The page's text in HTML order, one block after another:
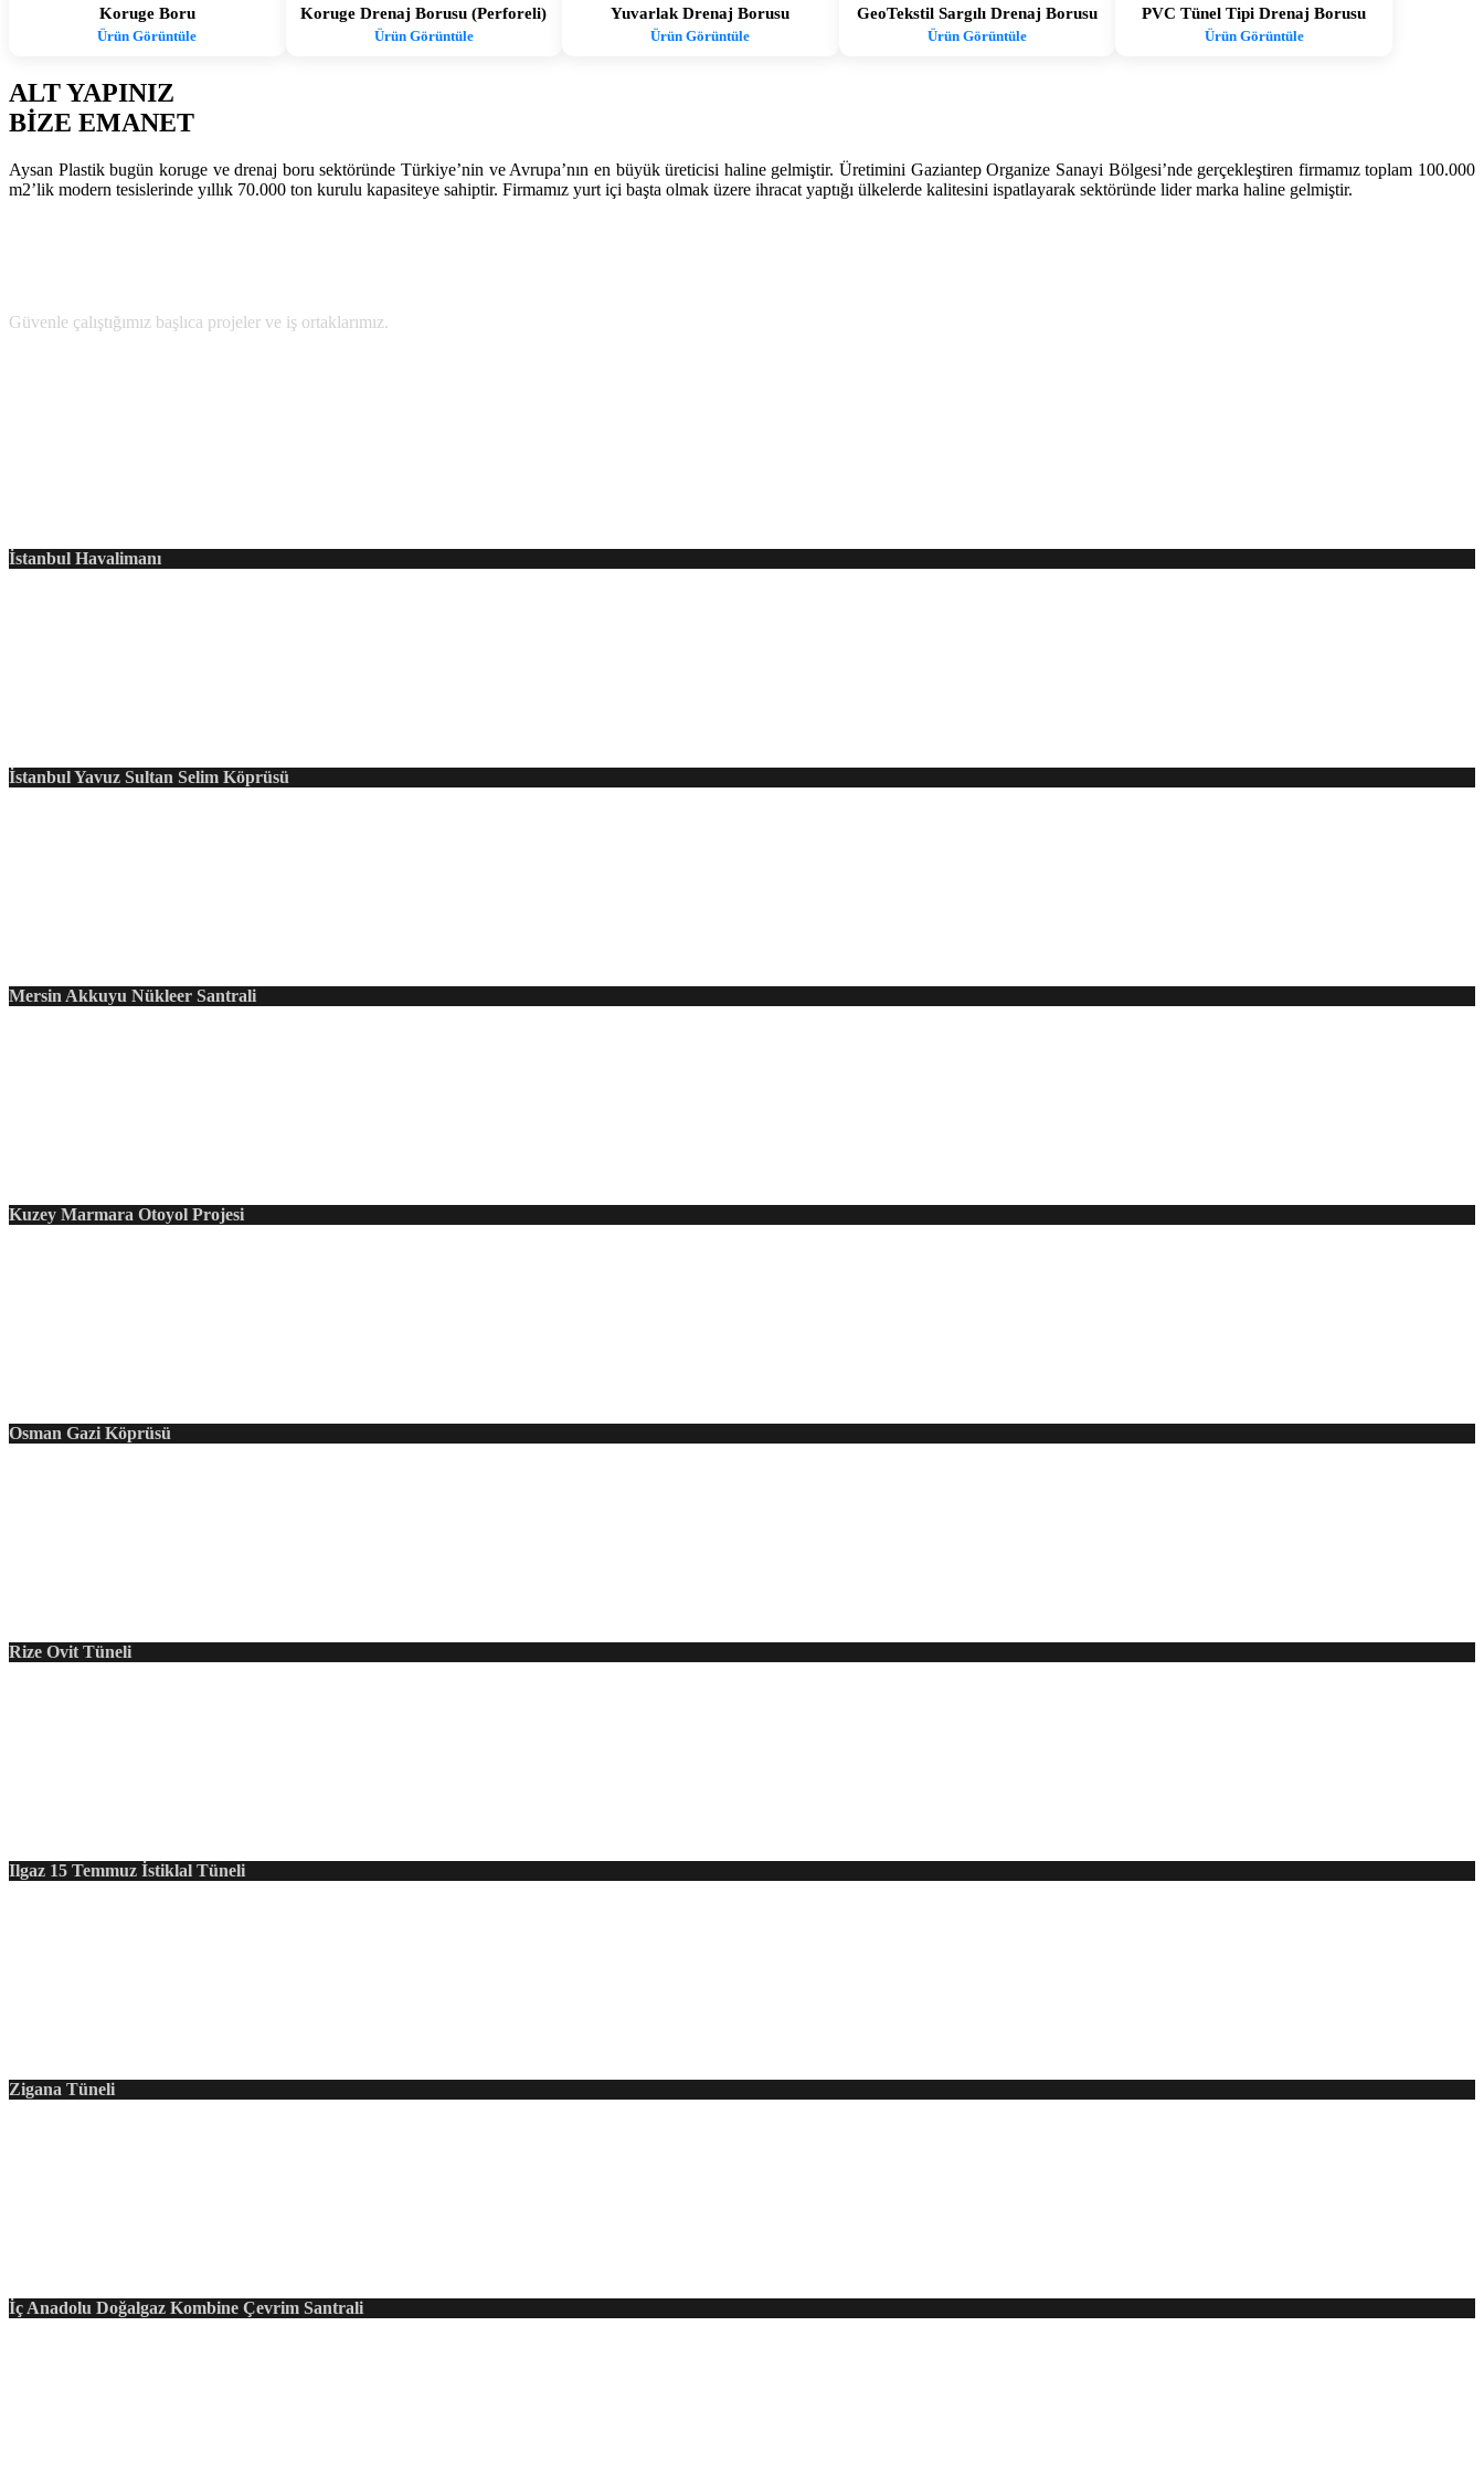
Koruge Boru
Ürün Görüntüle
Koruge Drenaj Borusu (Perforeli)
Ürün Görüntüle
Yuvarlak Drenaj Borusu
Ürün Görüntüle
GeoTekstil Sargılı Drenaj Borusu
Ürün Görüntüle
PVC Tünel Tipi Drenaj Borusu
Ürün Görüntüle
ALT YAPINIZ
BİZE EMANET
Aysan Plastik bugün koruge ve drenaj boru sektöründe Türkiye’nin ve Avrupa’nın en büyük üreticisi haline gelmiştir. Üretimini Gaziantep Organize Sanayi Bölgesi’nde gerçekleştiren firmamız toplam 100.000
m2’lik modern tesislerinde yıllık 70.000 ton kurulu kapasiteye sahiptir. Firmamız yurt içi başta olmak üzere ihracat yaptığı ülkelerde kalitesini ispatlayarak sektöründe lider marka haline gelmiştir.
Güvenle çalıştığımız başlıca projeler ve iş ortaklarımız.
İstanbul Havalimanı
İstanbul Yavuz Sultan Selim Köprüsü
Mersin Akkuyu Nükleer Santrali
Kuzey Marmara Otoyol Projesi
Osman Gazi Köprüsü
Rize Ovit Tüneli
Ilgaz 15 Temmuz İstiklal Tüneli
Zigana Tüneli
İç Anadolu Doğalgaz Kombine Çevrim Santrali